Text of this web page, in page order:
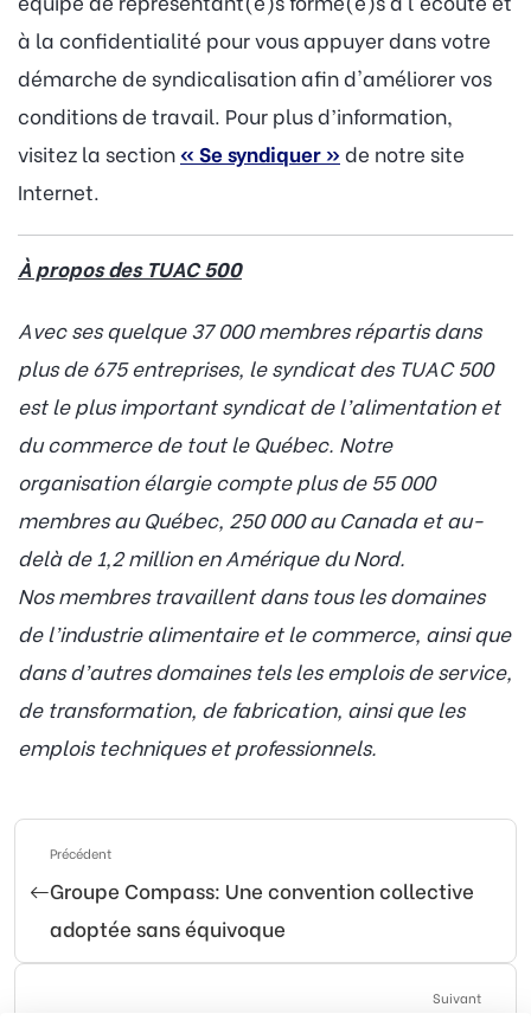
à la confidentialité pour vous appuyer dans votre
démarche de syndicalisation afin d'améliorer vos
conditions de travail. Pour plus d’information,
visitez la section« Se syndiquer » de notre site
Internet.
À propos des TUAC 500
Avec ses quelque 37 000 membres répartis dans
plus de 675 entreprises, le syndicat des TUAC 500
est le plus important syndicat de l’alimentation et
du commerce de tout le Québec. Notre
organisation élargie compte plus de 55 000
membres au Québec, 250 000 au Canada et au-
delà de 1,2 million en Amérique du Nord.
Nos membres travaillent dans tous les domaines
de l’industrie alimentaire et le commerce, ainsi que
dans d’autres domaines tels les emplois de service,
de transformation, de fabrication, ainsi que les
emplois techniques et professionnels.
Précédent
Groupe Compass: Une convention collective
adoptée sans équivoque
Suivant